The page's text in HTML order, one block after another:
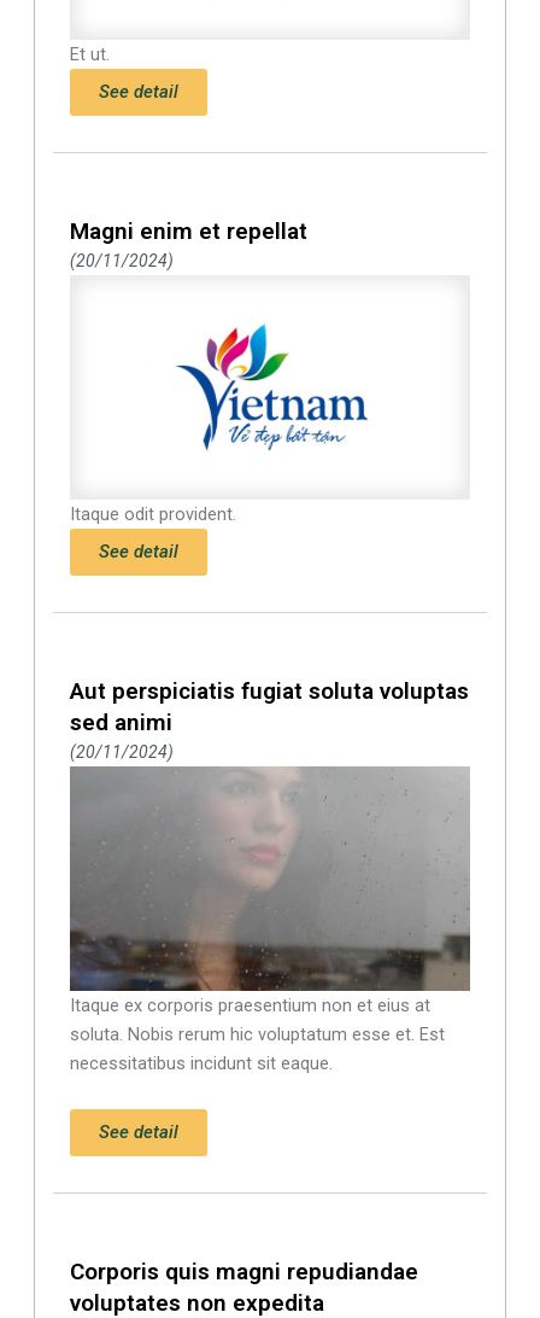
Et ut.
See detail
Magni enim et repellat
20/11/2024
Itaque odit provident.
See detail
Aut perspiciatis fugiat soluta voluptas
sed animi
20/11/2024
Itaque ex corporis praesentium non et eius at
soluta. Nobis rerum hic voluptatum esse et. Est
necessitatibus incidunt sit eaque.
See detail
Corporis quis magni repudiandae
voluptates non expedita